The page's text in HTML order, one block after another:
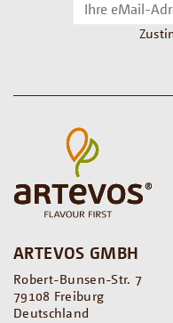
ARTEVOS GMBH
Robert-Bunsen-Str. 7
79108 Freiburg
Deutschland